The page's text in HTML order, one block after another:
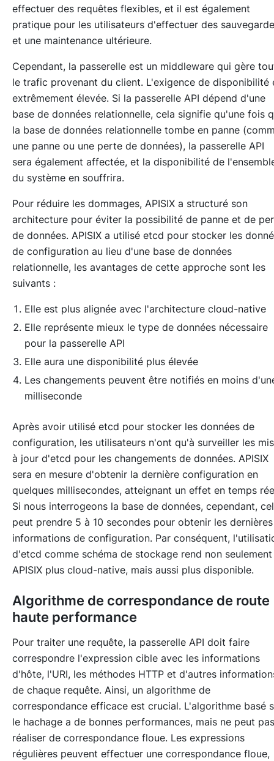
effectuer des requêtes flexibles, et il est également
pratique pour les utilisateurs d'effectuer des
et une maintenance ultérieure.
Cependant, la passerelle est un middleware qui gère
le trafic provenant du client. L'exigence de disponibilité
extrêmement élevée. Si la passerelle API dépend d'une
base de données relationnelle, cela signifie qu'une fois
la base de données relationnelle tombe en panne
une panne ou une perte de données), la passerelle API
sera également affectée, et la disponibilité de
du système en souffrira.
Pour réduire les dommages, APISIX a structuré son
architecture pour éviter la possibilité de panne et de
de données. APISIX a utilisé etcd pour stocker les
de configuration au lieu d'une base de données
relationnelle, les avantages de cette approche sont les
suivants :
Elle est plus alignée avec l'architecture cloud-native
Elle représente mieux le type de données nécessaire
pour la passerelle API
Elle aura une disponibilité plus élevée
Les changements peuvent être notifiés en moins
milliseconde
Après avoir utilisé etcd pour stocker les données de
configuration, les utilisateurs n'ont qu'à surveiller les
à jour d'etcd pour les changements de données. APISIX
sera en mesure d'obtenir la dernière configuration en
quelques millisecondes, atteignant un effet en temps
Si nous interrogeons la base de données, cependant,
peut prendre 5 à 10 secondes pour obtenir les dernières
informations de configuration. Par conséquent,
d'etcd comme schéma de stockage rend non seulement
APISIX plus cloud-native, mais aussi plus disponible.
Algorithme de correspondance de route
haute performance
Pour traiter une requête, la passerelle API doit faire
correspondre l'expression cible avec les informations
d'hôte, l'URI, les méthodes HTTP et d'autres
de chaque requête. Ainsi, un algorithme de
correspondance efficace est crucial. L'algorithme basé
le hachage a de bonnes performances, mais ne peut pas
réaliser de correspondance floue. Les expressions
régulières peuvent effectuer une correspondance floue,